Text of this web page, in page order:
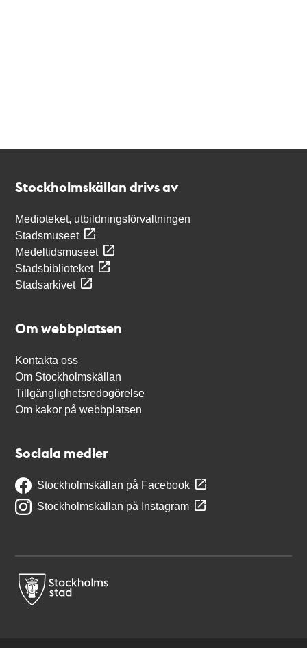
Stockholmskällan drivs av
Medioteket, utbildningsförvaltningen
Stadsmuseet
Medeltidsmuseet
Stadsbiblioteket
Stadsarkivet
Om webbplatsen
Kontakta oss
Om Stockholmskällan
Tillgänglighetsredogörelse
Om kakor på webbplatsen
Sociala medier
Stockholmskällan på Facebook
Stockholmskällan på Instagram